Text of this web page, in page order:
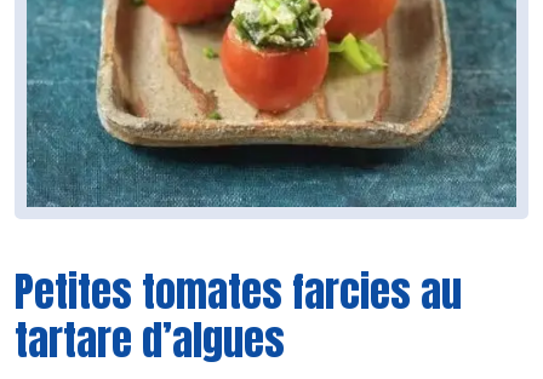
Petites tomates farcies au
tartare d’algues